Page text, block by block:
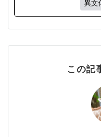
異文
この記